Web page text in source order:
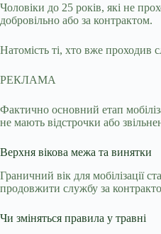
Чоловіки до 25 років, які не
добровільно або за контрактом.
Натомість ті, хто вже проходив
РЕКЛАМА
Фактично основний етап
не мають відстрочки або
Верхня вікова межа та винятки
Граничний вік для мобілізації
продовжити службу за
Чи зміняться правила у травні